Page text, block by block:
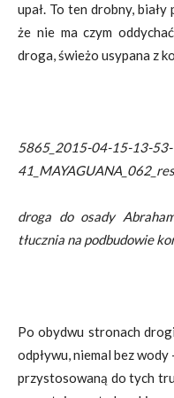
upał. To ten drobny,
że nie ma czym
droga, świeżo usypana z
5865_2015-04-15-13-53-
droga do osady
tłucznia na podbudowie
Po obydwu stronach
odpływu, niemal bez
przystosowaną do tych